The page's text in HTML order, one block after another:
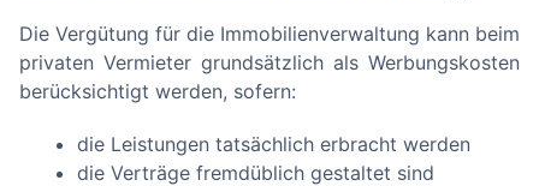
Die Vergütung für die Immobilienverwaltung kann beim
privaten Vermieter grundsätzlich als Werbungskosten
berücksichtigt werden, sofern:
die Leistungen tatsächlich erbracht werden
die Verträge fremdüblich gestaltet sind